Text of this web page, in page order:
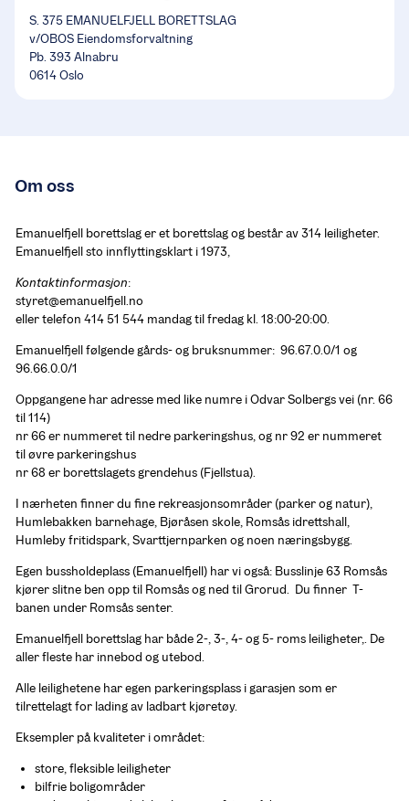
S. 375 EMANUELFJELL BORETTSLAG
v/OBOS Eiendomsforvaltning
Pb. 393 Alnabru
0614 Oslo
Om oss
Emanuelfjell borettslag er et borettslag og består av 314 leiligheter.
Emanuelfjell sto innflyttingsklart i 1973,
Kontaktinformasjon:
styret@emanuelfjell.no
eller telefon 414 51 544 mandag til fredag kl. 18:00-20:00.
Emanuelfjell følgende gårds- og bruksnummer:  96.67.0.0/1 og
96.66.0.0/1
Oppgangene har adresse med like numre i Odvar Solbergs vei (nr. 66
til 114)
nr 66 er nummeret til nedre parkeringshus, og nr 92 er nummeret
til øvre parkeringshus
nr 68 er borettslagets grendehus (Fjellstua).
I nærheten finner du fine rekreasjonsområder (parker og natur),
Humlebakken barnehage, Bjøråsen skole, Romsås idrettshall,
Humleby fritidspark, Svarttjernparken og noen næringsbygg.
Egen bussholdeplass (Emanuelfjell) har vi også: Busslinje 63 Romsås
kjører slitne ben opp til Romsås og ned til Grorud.  Du finner  T-
banen under Romsås senter.
Emanuelfjell borettslag har både 2-, 3-, 4- og 5- roms leiligheter,. De
aller fleste har innebod og utebod.
Alle leilighetene har egen parkeringsplass i garasjen som er
tilrettelagt for lading av ladbart kjøretøy.
Eksempler på kvaliteter i området:
store, fleksible leiligheter
bilfrie boligområder